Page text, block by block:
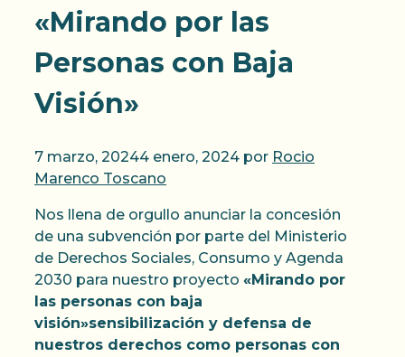
«Mirando por las
Personas con Baja
Visión»
7 marzo, 20244 enero, 2024 por Rocio
Marenco Toscano
Nos llena de orgullo anunciar la concesión
de una subvención por parte del Ministerio
de Derechos Sociales, Consumo y Agenda
2030 para nuestro proyecto «Mirando por
las personas con baja
visión»sensibilización y defensa de
nuestros derechos como personas con